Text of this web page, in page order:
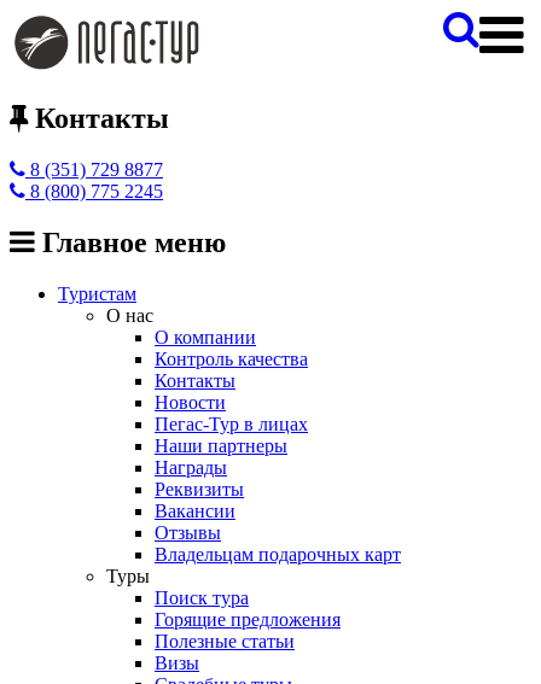
Контакты
8 (351) 729 8877
8 (800) 775 2245
Главное меню
Туристам
О нас
О компании
Контроль качества
Контакты
Новости
Пегас-Тур в лицах
Наши партнеры
Награды
Реквизиты
Вакансии
Отзывы
Владельцам подарочных карт
Туры
Поиск тура
Горящие предложения
Полезные статьи
Визы